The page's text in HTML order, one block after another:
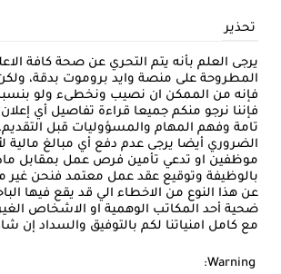
تحذير
يرجى العلم بأنه يتم التحري عن صحة كافة
المطروحة على منصة وايد بروموت بدقة،
فإنه من الممكن ان نصيب ونخطىء ولو بنسبة
فإننا نرجو منكم جميعا قراءة تفاصيل أي
تامة وفهم المهام والمسؤوليات قبل
الضروري أيضا يرجى عدم دفع أي مبالغ
موظفين او تدعي تأمين فرص عمل بمقابل
بالوظيفة وتوقيع عقد عمل معتمد فنحن غير
عن هذا النوع من الاخطاء الي قد يقع فيها
ضحية أحد المكاتب الوهمية او الاشخاص
مع كامل امنياتنا لكم بالتوفيق والسداد إن
Warning: